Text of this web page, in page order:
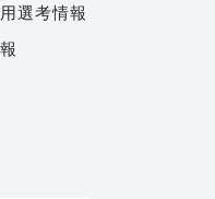
選考情報